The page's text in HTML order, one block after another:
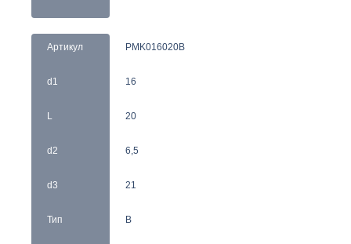
Артикул
d1
L
d2
d3
Тип
PMK016020B
16
20
6,5
21
B